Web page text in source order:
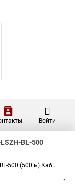
Войти
BL-500
500 (500 м) Каб...